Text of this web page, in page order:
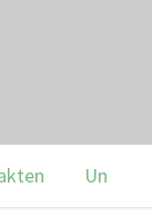
Unsere